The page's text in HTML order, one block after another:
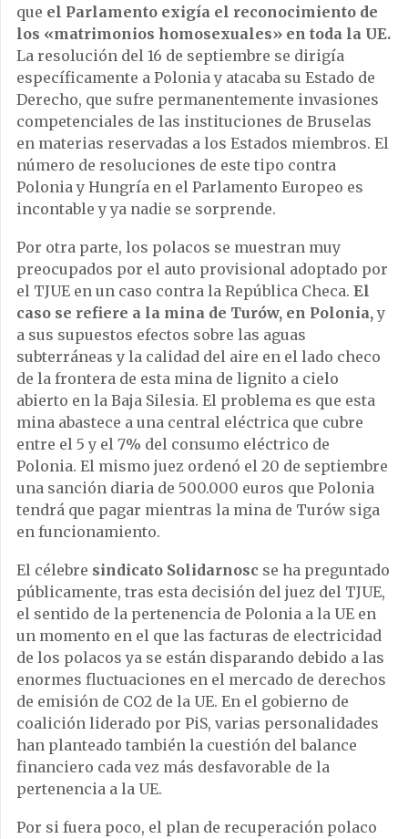
que el Parlamento exigía el reconocimiento de
los «matrimonios homosexuales» en toda la UE.
La resolución del 16 de septiembre se dirigía
específicamente a Polonia y atacaba su Estado de
Derecho, que sufre permanentemente invasiones
competenciales de las instituciones de Bruselas
en materias reservadas a los Estados miembros. El
número de resoluciones de este tipo contra
Polonia y Hungría en el Parlamento Europeo es
incontable y ya nadie se sorprende.
Por otra parte, los polacos se muestran muy
preocupados por el auto provisional adoptado por
el TJUE en un caso contra la República Checa. El
caso se refiere a la mina de Turów, en Polonia,y
a sus supuestos efectos sobre las aguas
subterráneas y la calidad del aire en el lado checo
de la frontera de esta mina de lignito a cielo
abierto en la Baja Silesia. El problema es que esta
mina abastece a una central eléctrica que cubre
entre el 5 y el 7% del consumo eléctrico de
Polonia. El mismo juez ordenó el 20 de septiembre
una sanción diaria de 500.000 euros que Polonia
tendrá que pagar mientras la mina de Turów siga
en funcionamiento.
El célebre sindicato Solidarnosc se ha preguntado
públicamente, tras esta decisión del juez del TJUE,
el sentido de la pertenencia de Polonia a la UE en
un momento en el que las facturas de electricidad
de los polacos ya se están disparando debido a las
enormes fluctuaciones en el mercado de derechos
de emisión de CO2 de la UE. En el gobierno de
coalición liderado por PiS, varias personalidades
han planteado también la cuestión del balance
financiero cada vez más desfavorable de la
pertenencia a la UE.
Por si fuera poco, el plan de recuperación polaco